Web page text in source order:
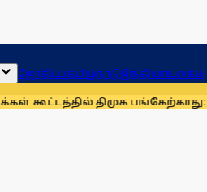
ஜோதிடம்தமிழ்நாடுஇந்தியாஉலகம்
திமுக பங்கேற்காது: கனிமொழி